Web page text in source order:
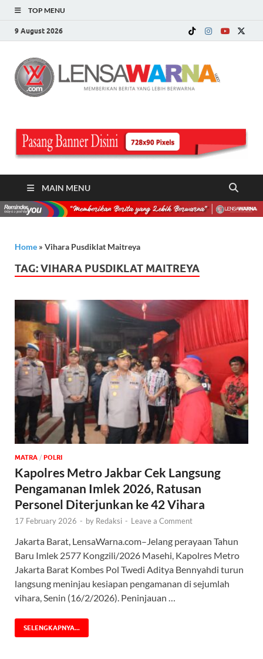
TOP MENU
9 August 2026
MAIN MENU
Home » Vihara Pusdiklat Maitreya
TAG:VIHARA PUSDIKLAT MAITREYA
MATRA / POLRI
Kapolres Metro Jakbar Cek Langsung
Pengamanan Imlek 2026, Ratusan
Personel Diterjunkan ke 42 Vihara
17 February 2026 - by Redaksi - Leave a Comment
Jakarta Barat, LensaWarna.com–Jelang perayaan Tahun
Baru Imlek 2577 Kongzili/2026 Masehi, Kapolres Metro
Jakarta Barat Kombes Pol Twedi Aditya Bennyahdi turun
langsung meninjau kesiapan pengamanan di sejumlah
vihara, Senin (16/2/2026). Peninjauan …
SELENGKAPNYA...